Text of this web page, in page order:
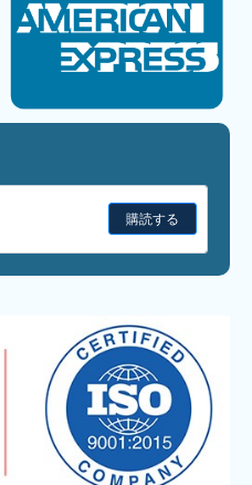
購読する